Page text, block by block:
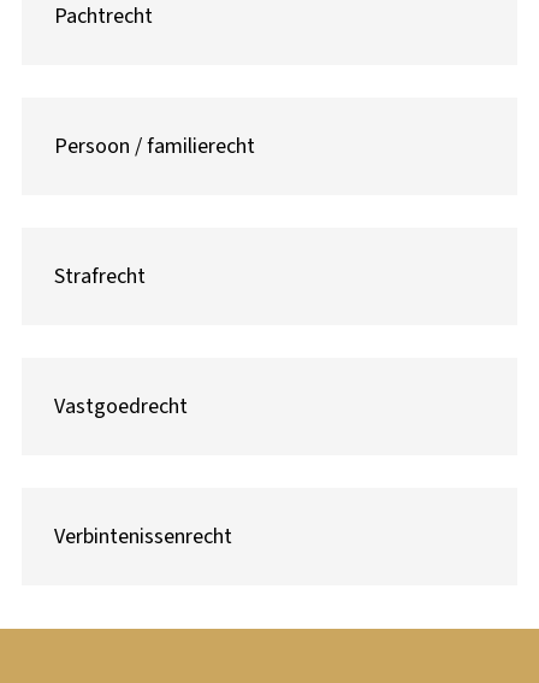
Pachtrecht
Persoon / familierecht
Strafrecht
Vastgoedrecht
Verbintenissenrecht